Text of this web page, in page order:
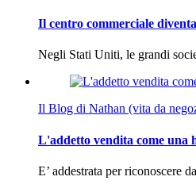
Il centro commerciale
Negli Stati Uniti, le grandi
Il Blog di Nathan (vita da
L'addetto vendita come una
E’ addestrata per riconoscere